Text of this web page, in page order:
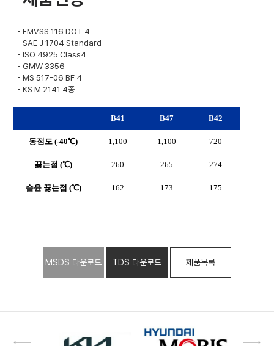
- FMVSS 116 DOT 4
- SAE J 1704 Standard
- ISO 4925 Class4
- GMW 3356
- MS 517-06 BF 4
- KS M 2141 4종
B41 B47 B42
동점도 (-40℃) 1,100 1,100 720
끓는점 (℃) 260 265 274
습윤 끓는점 (℃) 162 173 175
MSDS 다운로드 TDS 다운로드 제품목록